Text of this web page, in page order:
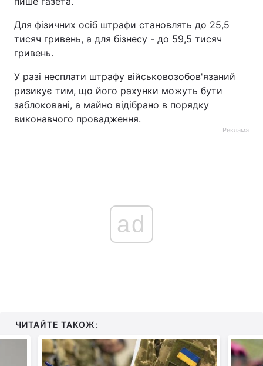
Для фізичних осіб штрафи становлять до 25,5
тисяч гривень, а для бізнесу - до 59,5 тисяч
гривень.
У разі несплати штрафу військовозобов'язаний
ризикує тим, що його рахунки можуть бути
заблоковані, а майно відібрано в порядку
виконавчого провадження.
Реклама
ad
ЧИТАЙТЕ ТАКОЖ: